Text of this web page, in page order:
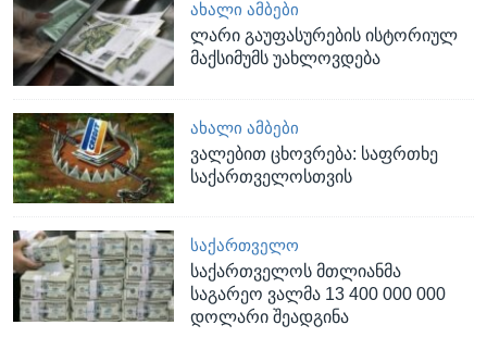
ᲐᲮᲐᲚᲘ ᲐᲛᲑᲔᲑᲘ
ლარი გაუფასურების ისტორიულ
მაქსიმუმს უახლოვდება
ᲐᲮᲐᲚᲘ ᲐᲛᲑᲔᲑᲘ
ვალებით ცხოვრება: საფრთხე
საქართველოსთვის
ᲡᲐᲥᲐᲠᲗᲕᲔᲚᲝ
საქართველოს მთლიანმა
საგარეო ვალმა 13 400 000 000
დოლარი შეადგინა